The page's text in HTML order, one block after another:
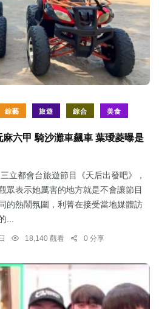
綜藝 旅遊 綜合 美食
六甲 騎沙灘車飆車 葉璦菱曝是
立都會台旅遊節目《天后出發吧》，
眾表示她厲害的地方就是不會讓節目
的熱鬧氛圍，利菁在接受當地媒體訪
...
18,140 觀看 0 分享